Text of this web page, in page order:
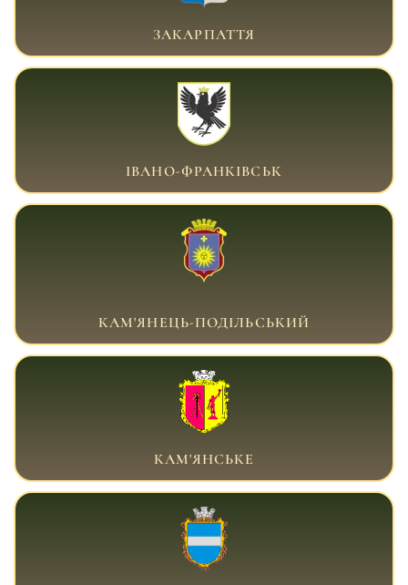
ВІЙСЬКОВИЙ АДВОКАТ ЗАКАРПАТТЯ
ЗАКАРПАТТЯ
ВІЙСЬКОВИЙ АДВОКАТ ІВАНО-ФРАНКІВСЬК
ІВАНО-ФРАНКІВСЬК
ВІЙСЬКОВИЙ АДВОКАТ КАМ'ЯНЕЦЬ-
КАМ'ЯНЕЦЬ-ПОДІЛЬСЬКИЙ
ВІЙСЬКОВИЙ АДВОКАТ КАМ'ЯНСЬКЕ
КАМ'ЯНСЬКЕ
ВІЙСЬКОВИЙ АДВОКАТ КРЕМЕНЧУК